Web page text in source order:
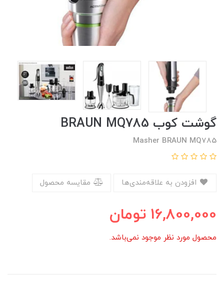
گوشت کوب BRAUN MQ785
Masher BRAUN MQ785
مقایسه محصول
16,800,000 تومان
محصول مورد نظر موجود نمی‌باشد.